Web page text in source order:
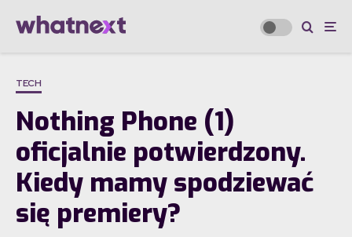
TECH
Nothing Phone (1)
oficjalnie potwierdzony.
Kiedy mamy spodziewać
się premiery?